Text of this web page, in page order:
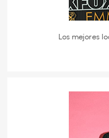
Los mejores